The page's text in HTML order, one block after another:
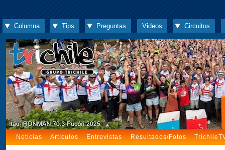
Columna Tips Preguntas Videos Circuitos
Noticias Artículos Entrevistas Resultados/Fotos